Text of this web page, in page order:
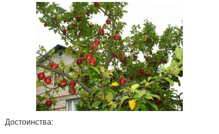
Достоинства: